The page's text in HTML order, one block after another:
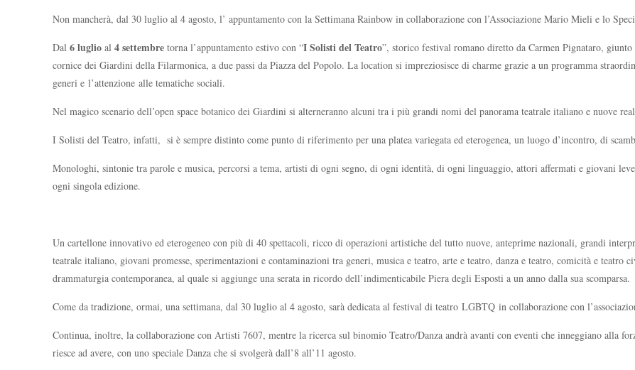
Non mancherà, dal 30 luglio al 4 agosto, l’ appuntamento con la Settimana Rainbow in collaborazione con l’Associazione Mario Mieli e lo
Dal6 luglio al4 settembre torna l’appuntamento estivo con “I Solisti del Teatro”, storico festival romano diretto da Carmen Pignataro,
cornice dei Giardini della Filarmonica, a due passi da Piazza del Popolo. La location si impreziosisce di charme grazie a un programma
generi e l’attenzione alle tematiche sociali.
Nel magico scenario dell’open space botanico dei Giardini si alterneranno alcuni tra i più grandi nomi del panorama teatrale italiano e nuove
I Solisti del Teatro, infatti, si è sempre distinto come punto di riferimento per una platea variegata ed eterogenea, un luogo d’incontro, di
Monologhi, sintonie tra parole e musica, percorsi a tema, artisti di ogni segno, di ogni identità, di ogni linguaggio, attori affermati e giovani
ogni singola edizione.
Un cartellone innovativo ed eterogeneo con più di 40 spettacoli, ricco di operazioni artistiche del tutto nuove, anteprime nazionali, grandi
teatrale italiano, giovani promesse, sperimentazioni e contaminazioni tra generi, musica e teatro, arte e teatro, danza e teatro, comicità e teatro
drammaturgia contemporanea, al quale si aggiunge una serata in ricordo dell’indimenticabile Piera degli Esposti a un anno dalla sua scomparsa.
Come da tradizione, ormai, una settimana, dal 30 luglio al 4 agosto, sarà dedicata al festival di teatro LGBTQ in collaborazione con
Continua, inoltre, la collaborazione con Artisti 7607, mentre la ricerca sul binomio Teatro/Danza andrà avanti con eventi che inneggiano alla
riesce ad avere, con uno speciale Danza che si svolgerà dall’8 all’11 agosto.